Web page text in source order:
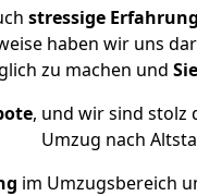
stressige Erfahrung
haben wir uns
zu machen und
, und wir sind stolz
Umzug nach
im Umzugsbereich